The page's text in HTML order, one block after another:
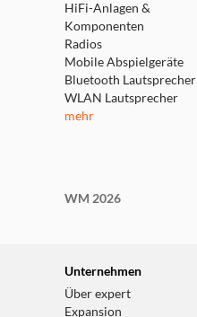
HiFi-Anlagen &
Komponenten
Radios
Mobile Abspielgeräte
Bluetooth Lautsprecher
WLAN Lautsprecher
mehr
WM 2026
Unternehmen
Über expert
Expansion